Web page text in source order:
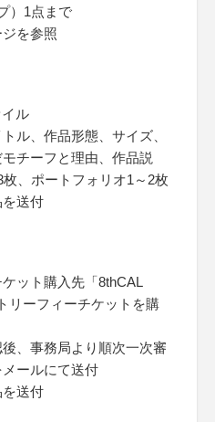
）1点まで
を参照
ル
ル、作品形態、サイズ、
チーフと理由、作品説
、ポートフォリオ1～2枚
送付
ット購入先「8thCAL
リーフィーチケットを購
、事務局より順次一次審
ールにて送付
送付